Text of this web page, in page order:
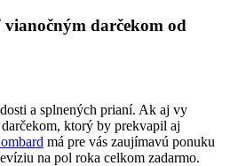
darčekom od
a splnených prianí. Ak aj vy
ktorý by prekvapil aj
má pre vás zaujímavú ponuku
na pol roka celkom zadarmo.